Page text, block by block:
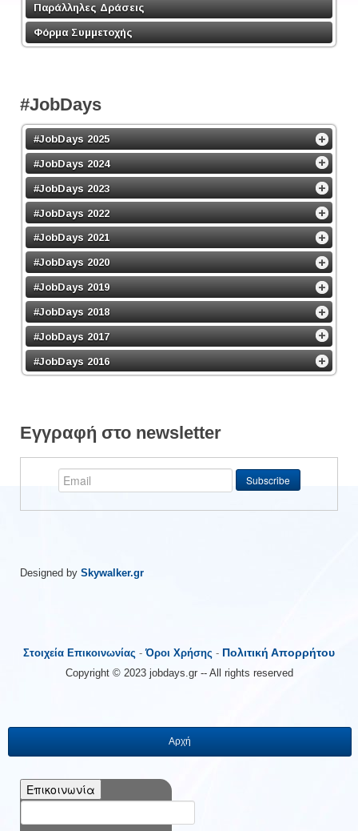
Παράλληλες Δράσεις
Φόρμα Συμμετοχής
#JobDays
#JobDays 2025
#JobDays 2024
#JobDays 2023
#JobDays 2022
#JobDays 2021
#JobDays 2020
#JobDays 2019
#JobDays 2018
#JobDays 2017
#JobDays 2016
Εγγραφή στο newsletter
Designed by Skywalker.gr
Στοιχεία Επικοινωνίας -Όροι Χρήσης - Πολιτική Απορρήτου
Copyright © 2023 jobdays.gr -- All rights reserved
Αρχή